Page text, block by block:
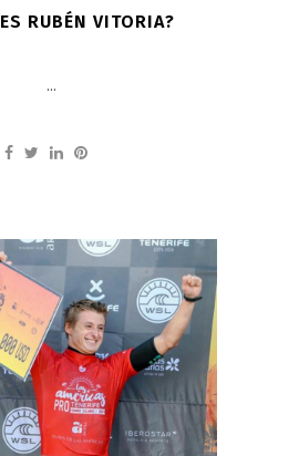
RUBÉN VITORIA?
...